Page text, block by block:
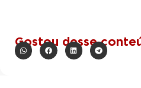
Gostou desse